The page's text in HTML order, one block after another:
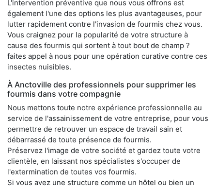
L'intervention préventive que nous vous offrons est
également l'une des options les plus avantageuses, pour
lutter rapidement contre l'invasion de fourmis chez vous.
Vous craignez pour la popularité de votre structure à
cause des fourmis qui sortent à tout bout de champ ?
faites appel à nous pour une opération curative contre ces
insectes nuisibles.
À Anctoville des professionnels pour supprimer les
fourmis dans votre compagnie
Nous mettons toute notre expérience professionnelle au
service de l'assainissement de votre entreprise, pour vous
permettre de retrouver un espace de travail sain et
débarrassé de toute présence de fourmis.
Préservez l'image de votre société et gardez toute votre
clientèle, en laissant nos spécialistes s'occuper de
l'extermination de toutes vos fourmis.
Si vous avez une structure comme un hôtel ou bien un